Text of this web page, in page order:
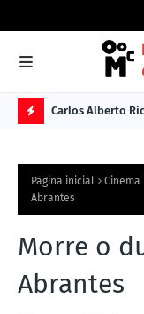
L
TI
M
A
Carlos Alberto
Página inicial
Abrantes
Morre o
Abrantes